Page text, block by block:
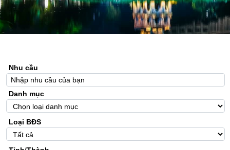
Nhu cầu
Danh mục
Loại BĐS